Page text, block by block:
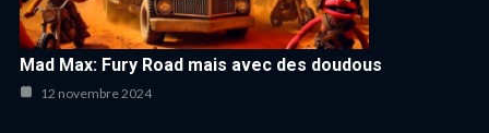
Mad Max: Fury Road mais avec des doudous
12 novembre 2024